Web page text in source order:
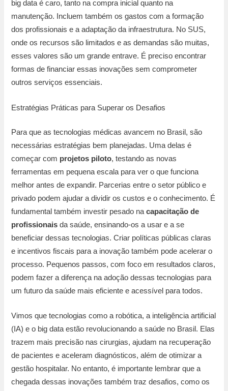
big data é caro, tanto na compra inicial quanto na
manutenção. Incluem também os gastos com a formação
dos profissionais e a adaptação da infraestrutura. No SUS,
onde os recursos são limitados e as demandas são muitas,
esses valores são um grande entrave. É preciso encontrar
formas de financiar essas inovações sem comprometer
outros serviços essenciais.
Estratégias Práticas para Superar os Desafios
Para que as tecnologias médicas avancem no Brasil, são
necessárias estratégias bem planejadas. Uma delas é
começar com projetos piloto, testando as novas
ferramentas em pequena escala para ver o que funciona
melhor antes de expandir. Parcerias entre o setor público e
privado podem ajudar a dividir os custos e o conhecimento. É
fundamental também investir pesado nacapacitação de
profissionais da saúde, ensinando-os a usar e a se
beneficiar dessas tecnologias. Criar políticas públicas claras
e incentivos fiscais para a inovação também pode acelerar o
processo. Pequenos passos, com foco em resultados claros,
podem fazer a diferença na adoção dessas tecnologias para
um futuro da saúde mais eficiente e acessível para todos.
Vimos que tecnologias como a robótica, a inteligência artificial
(IA) e o big data estão revolucionando a saúde no Brasil. Elas
trazem mais precisão nas cirurgias, ajudam na recuperação
de pacientes e aceleram diagnósticos, além de otimizar a
gestão hospitalar. No entanto, é importante lembrar que a
chegada dessas inovações também traz desafios, como os